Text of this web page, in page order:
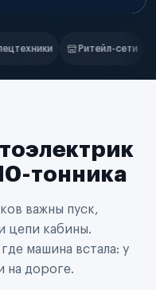
Управляющие компании
тонника
важны пуск,
цепи кабины.
машина встала: у
на дороге.